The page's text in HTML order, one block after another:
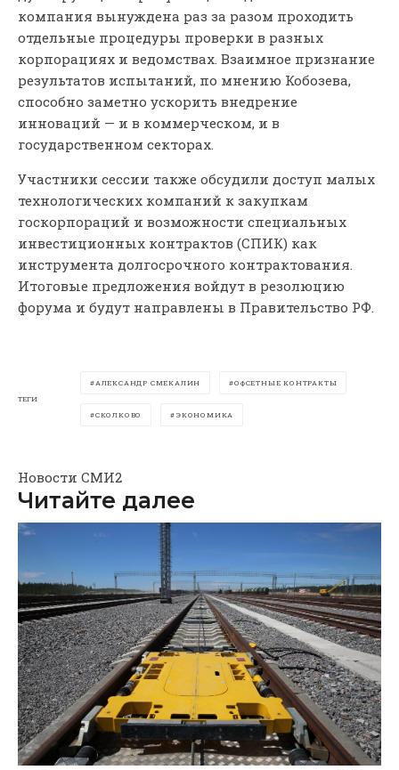
компания вынуждена раз за разом проходить
отдельные процедуры проверки в разных
корпорациях и ведомствах. Взаимное признание
результатов испытаний, по мнению Кобозева,
способно заметно ускорить внедрение
инноваций — и в коммерческом, и в
государственном секторах.
Участники сессии также обсудили доступ малых
технологических компаний к закупкам
госкорпораций и возможности специальных
инвестиционных контрактов (СПИК) как
инструмента долгосрочного контрактования.
Итоговые предложения войдут в резолюцию
форума и будут направлены в Правительство РФ.
ТЕГИ
АЛЕКСАНДР СМЕКАЛИН ОФСЕТНЫЕ КОНТРАКТЫ
СКОЛКОВО ЭКОНОМИКА
Новости СМИ2
Читайте далее